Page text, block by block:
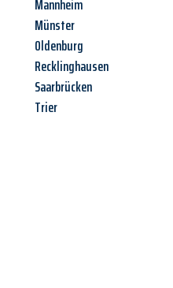
Mannheim
Münster
Oldenburg
Recklinghausen
Saarbrücken
Trier